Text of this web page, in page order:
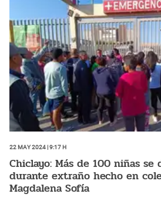
22 May 2024 | 9:17 h
Chiclayo: Más de 100 niñas se
durante extraño hecho en
Magdalena Sofía